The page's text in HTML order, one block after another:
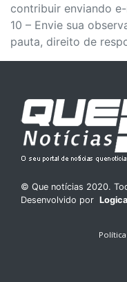
contribuir enviando
10 – Envie sua
pauta, direito de
© Que notícias 2020.
Desenvolvido por